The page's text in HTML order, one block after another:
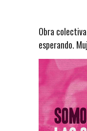
Obra
esperando.